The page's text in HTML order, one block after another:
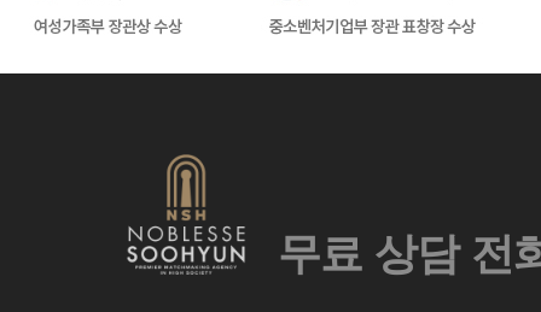
무료 상담 전